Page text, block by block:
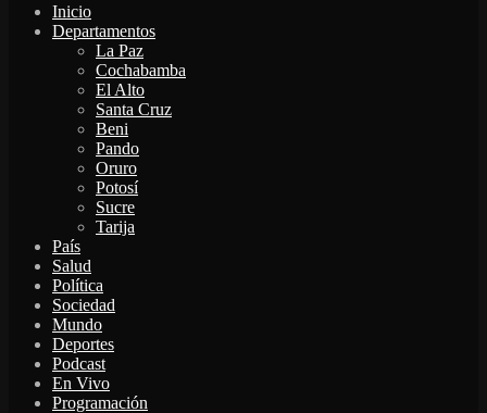
Inicio
Departamentos
La Paz
Cochabamba
El Alto
Santa Cruz
Beni
Pando
Oruro
Potosí
Sucre
Tarija
País
Salud
Política
Sociedad
Mundo
Deportes
Podcast
En Vivo
Programación